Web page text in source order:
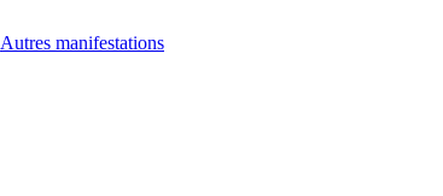
Autres manifestations